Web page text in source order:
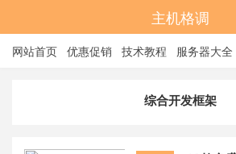
主机格调
网站首页 优惠促销 技术教程 服务器大全
综合开发框架